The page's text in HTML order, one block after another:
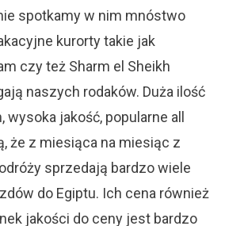
spotkamy w nim mnóstwo
kurorty takie jak
czy też Sharm el Sheikh
naszych rodaków. Duża ilość
jakość, popularne all
że z miesiąca na miesiąc z
sprzedają bardzo wiele
do Egiptu. Ich cena również
jakości do ceny jest bardzo